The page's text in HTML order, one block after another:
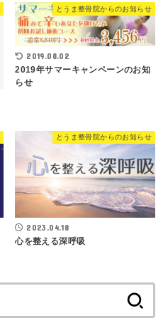
とうま整骨院からのお知らせ
2019.08.02
2019年サマーキャンペーンのお知
らせ
とうま整骨院からのお知らせ
2023.04.18
心を整える深呼吸
索: